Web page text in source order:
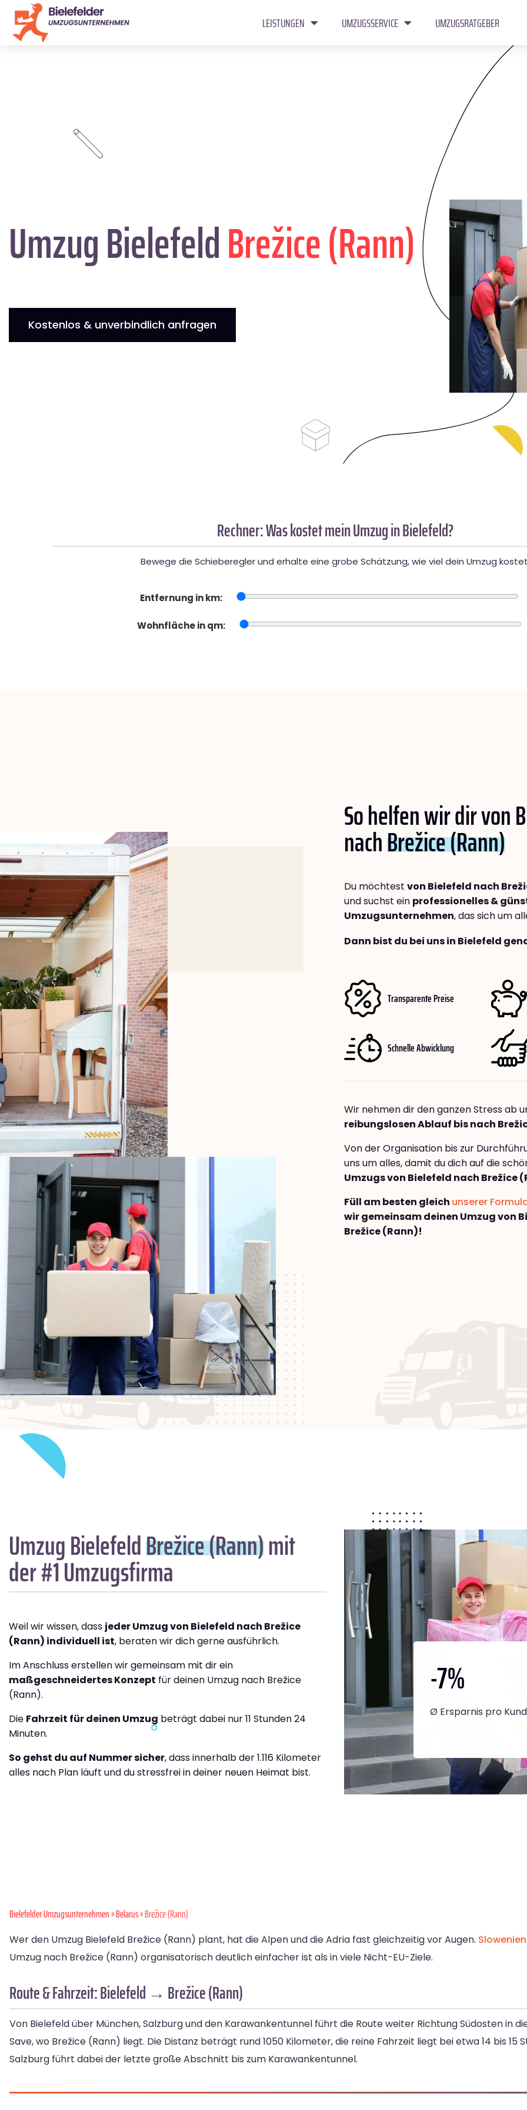
LEISTUNGEN UMZUGSSERVICE UMZUGSRATGEBER
Umzug BielefeldBrežice (Rann)
Kostenlos & unverbindlich anfragen
Rechner: Was kostet mein Umzug in Bielefeld?
Bewege die Schieberegler und erhalte eine grobe Schätzung, wie viel dein Umzug
Entfernung in km:
Wohnfläche in qm:
So helfen wir dir von
nachBrežice (Rann)
Du möchtest von Bielefeld nach
und suchst ein professionelles &
Umzugsunternehmen, das sich um
Dann bist du bei uns in Bielefeld
Transparente Preise
Schnelle Abwicklung
Wir nehmen dir den ganzen Stress ab
reibungslosen Ablauf bis nach
Von der Organisation bis zur
uns um alles, damit du dich auf die
Umzugs von Bielefeld nach Brežice
Füll am besten gleich unserer
wir gemeinsam deinen Umzug von
Brežice (Rann)!
Umzug BielefeldBrežice (Rann)mit
der #1 Umzugsfirma
Weil wir wissen, dass jeder Umzug von Bielefeld nach Brežice
(Rann) individuell ist, beraten wir dich gerne ausführlich.
Im Anschluss erstellen wir gemeinsam mit dir ein
maßgeschneidertes Konzept für deinen Umzug nach Brežice
(Rann).
Die Fahrzeit für deinen Umzug beträgt dabei nur 11 Stunden 24
Minuten.
So gehst du auf Nummer sicher, dass innerhalb der 1.116 Kilometer
alles nach Plan läuft und du stressfrei in deiner neuen Heimat bist.
-7%
Ø Ersparnis pro
Bielefelder Umzugsunternehmen»Belarus» Brežice (Rann)
Wer den Umzug Bielefeld Brežice (Rann) plant, hat die Alpen und die Adria fast gleichzeitig vor Augen. Slowenien
Umzug nach Brežice (Rann) organisatorisch deutlich einfacher ist als in viele Nicht-EU-Ziele.
Route & Fahrzeit: Bielefeld → Brežice (Rann)
Von Bielefeld über München, Salzburg und den Karawankentunnel führt die Route weiter Richtung Südosten in
Save, wo Brežice (Rann) liegt. Die Distanz beträgt rund 1050 Kilometer, die reine Fahrzeit liegt bei etwa 14 bis 15
Salzburg führt dabei der letzte große Abschnitt bis zum Karawankentunnel.